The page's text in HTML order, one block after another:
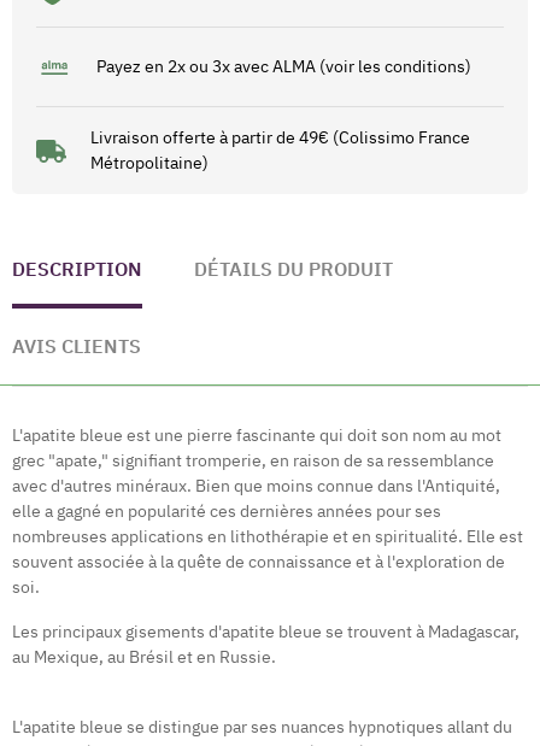
Payez en 2x ou 3x avec ALMA (voir les conditions)
Livraison offerte à partir de 49€ (Colissimo France
Métropolitaine)
DESCRIPTION DÉTAILS DU PRODUIT
AVIS CLIENTS
L'apatite bleue est une pierre fascinante qui doit son nom au mot
grec "apate," signifiant tromperie, en raison de sa ressemblance
avec d'autres minéraux. Bien que moins connue dans l'Antiquité,
elle a gagné en popularité ces dernières années pour ses
nombreuses applications en lithothérapie et en spiritualité. Elle est
souvent associée à la quête de connaissance et à l'exploration de
soi.
Les principaux gisements d'apatite bleue se trouvent à Madagascar,
au Mexique, au Brésil et en Russie.
L'apatite bleue se distingue par ses nuances hypnotiques allant du